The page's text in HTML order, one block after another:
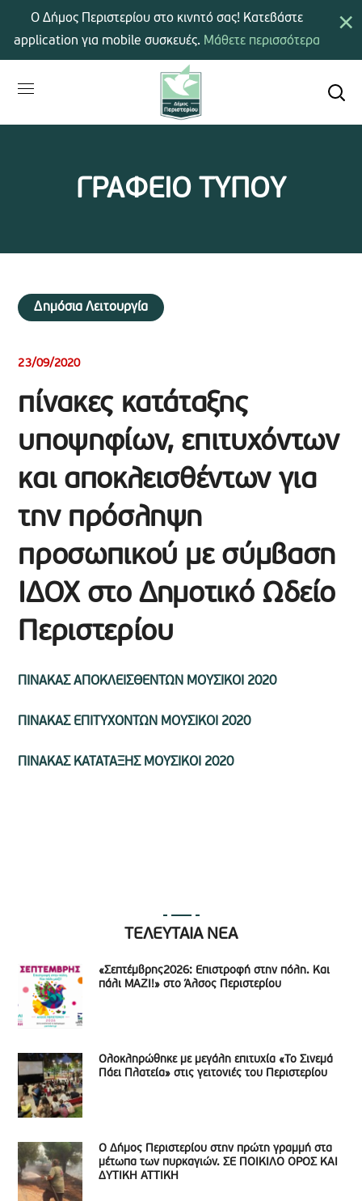
ΓΡΑΦΕΙΟ ΤΥΠΟΥ
Δημόσια Λειτουργία
23/09/2020
πίνακες κατάταξης
υποψηφίων, επιτυχόντων
και αποκλεισθέντων για
την πρόσληψη
προσωπικού με σύμβαση
ΙΔΟΧ στο Δημοτικό Ωδείο
Περιστερίου
ΠΙΝΑΚΑΣ ΑΠΟΚΛΕΙΣΘΕΝΤΩΝ ΜΟΥΣΙΚΟΙ 2020
ΠΙΝΑΚΑΣ ΕΠΙΤΥΧΟΝΤΩΝ ΜΟΥΣΙΚΟΙ 2020
ΠΙΝΑΚΑΣ ΚΑΤΑΤΑΞΗΣ ΜΟΥΣΙΚΟΙ 2020
ΤΕΛΕΥΤΑΙΑ ΝΕΑ
«Σεπτέμβρης2026: Επιστροφή στην πόλη. Και
πάλι ΜΑΖΙ!» στο Άλσος Περιστερίου
Ολοκληρώθηκε με μεγάλη επιτυχία «Το Σινεμά
Πάει Πλατεία» στις γειτονιές του Περιστερίου
Ο Δήμος Περιστερίου στην πρώτη γραμμή στα
μέτωπα των πυρκαγιών. ΣΕ ΠΟΙΚΙΛΟ ΟΡΟΣ ΚΑΙ
ΔΥΤΙΚΗ ΑΤΤΙΚΗ
×
Ο Δήμος Περιστερίου στο κινητό σας! Κατεβάστε
application για mobile συσκευές. Μάθετε περισσότερα